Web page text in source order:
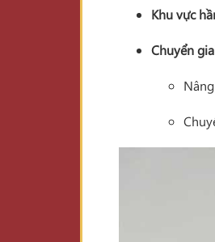
Khu vực
Chuyển